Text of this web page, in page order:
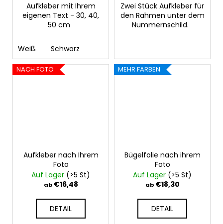
Aufkleber mit Ihrem
eigenen Text - 30, 40,
50 cm
Weiß Schwarz
Zwei Stück Aufkleber für
den Rahmen unter dem
Nummernschild.
NACH FOTO
Aufkleber nach Ihrem
Foto
Auf Lager (>5 St)
ab€16,48
DETAIL
MEHR FARBEN
Bügelfolie nach ihrem
Foto
Auf Lager (>5 St)
ab€18,30
DETAIL